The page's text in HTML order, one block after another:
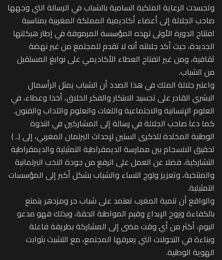
وتجسدت الرعاية الملكية السامية بالشباب في الرسالة التي وجهها
صاحب الجلالة إلى أعضاء أكاديمية المملكة المغربية بمناسبة
افتتاح الدورة الأولى لهذه المؤسسة المرموقة في إطار هيكلتها
الجديدة، حيث أكد جلالته أنه لا تقدم للمجتمع من غير نهضة
ثقافية، ومن غير انفتاح العطاء الأكاديمي على نوابغ المستقبل
من الشباب.
واعتبر جلالة الملك في هذا الصدد أن الشباب يمثل الرأسمال
البشري القادر على تجسيد الابتكار والفكر الخلاق، أخذا وعطاء، في
العلوم الإنسانية والاجتماعية واللغات والعلوم والآداب والفنون.
كما دعا صاحب الجلالة في رسالة إلى المشاركين في الندوة
الوطنية المخلدة للذكرى الستين لإحداث البرلمان المغربي، إلى (.. )
تحقيق الانسجام بين ممارسة الديمقراطية التمثيلية والديمقراطية
التشاركية، فضلا عن العمل على الرفع من جودة النخب البرلمانية
والمنتخبة، وتعزيز ولوج النساء والشباب بشكل أكبر إلى المؤسسات
التمثيلية.
والواقع أن تنمية المغرب تعتمد على شباب حر ومزدهر يتمتع
بالكفاءة وروح الإبداع وقيم المواطنة الحقة، وبذلك فهو مدعو
اليوم، أكثر من أي وقت مضى إلى المشاركة بطريقة فاعلة
وبناءة في التحولات التي يعرفها المجتمع، مع التشبث بثوابت
الهوية الوطنية.